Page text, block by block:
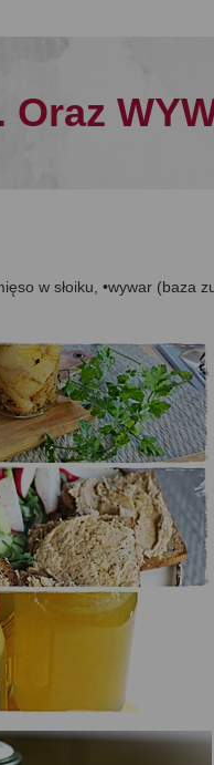
w słoiku, •wywar (baza